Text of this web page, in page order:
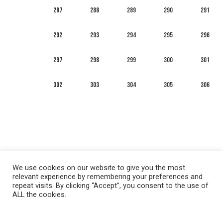
287 288 289 290 291
292 293 294 295 296
297 298 299 300 301
302 303 304 305 306
We use cookies on our website to give you the most
relevant experience by remembering your preferences and
repeat visits. By clicking “Accept”, you consent to the use of
ALL the cookies.